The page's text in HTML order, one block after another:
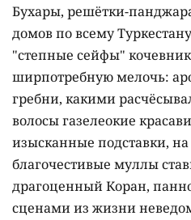
Бухары, решётки-
домов по всему
"степные сейфы"
ширпотребную мелочь:
гребни, какими
волосы газелеокие
изысканные подставки,
благочестивые муллы
драгоценный Коран,
сценами из жизни